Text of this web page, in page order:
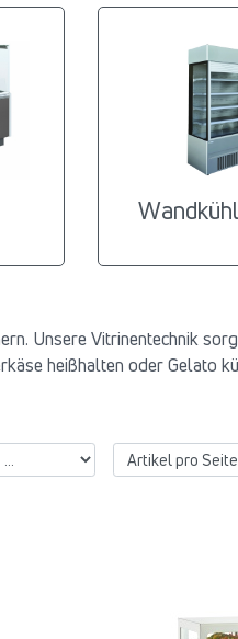
Unsere Vitrinentechnik
heißhalten oder Gelato